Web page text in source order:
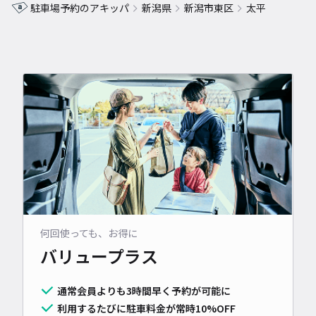
駐車場予約のアキッパ 新潟県 新潟市東区 太平
何回使っても、お得に
バリュープラス
通常会員よりも3時間早く予約が可能に
利用するたびに駐車料金が常時10%OFF